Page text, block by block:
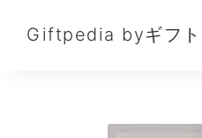
Giftpedia byギフト